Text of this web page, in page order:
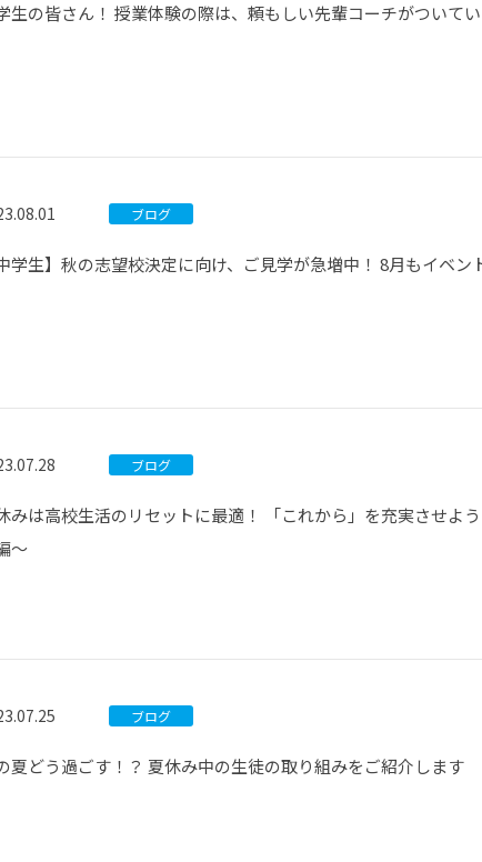
生の皆さん！ 授業体験の際は、頼もしい先輩コーチがついて
ブログ
中学生】秋の志望校決定に向け、ご見学が急増中！ 8月もイベ
ブログ
みは高校生活のリセットに最適！ 「これから」を充実させ
～
ブログ
夏どう過ごす！？ 夏休み中の生徒の取り組みをご紹介します